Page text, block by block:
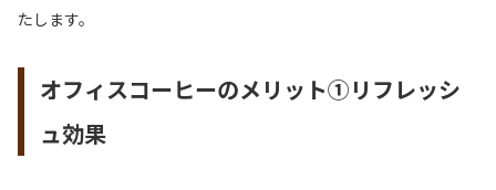
たします。
オフィスコーヒーのメリット①リフレッシ
ュ効果